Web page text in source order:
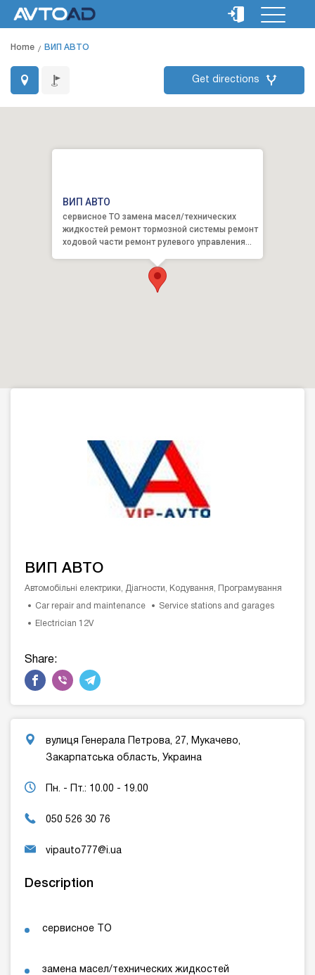
Home ВИП АВТО
Get directions
ВИП АВТО
сервисное ТО замена масел/технических
жидкостей ремонт тормозной системы ремонт
ходовой части ремонт рулевого управления
ВИП АВТО
Автомобільні електрики, Діагности, Кодування, Програмування
Car repair and maintenance Service stations and garages
Electrician 12V
Share:
вулиця Генерала Петрова, 27, Мукачево,
Закарпатська область, Украина
Пн. - Пт.: 10.00 - 19.00
050 526 30 76
vipauto777@i.ua
Description
сервисное ТО
замена масел/технических жидкостей